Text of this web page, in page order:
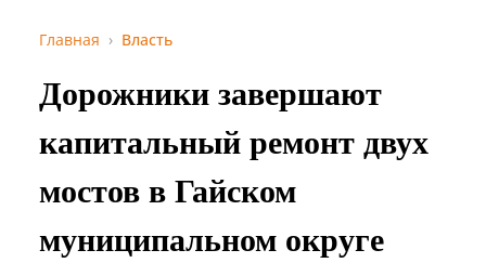
Главная Власть
Дорожники завершают
капитальный ремонт двух
мостов в Гайском
муниципальном округе